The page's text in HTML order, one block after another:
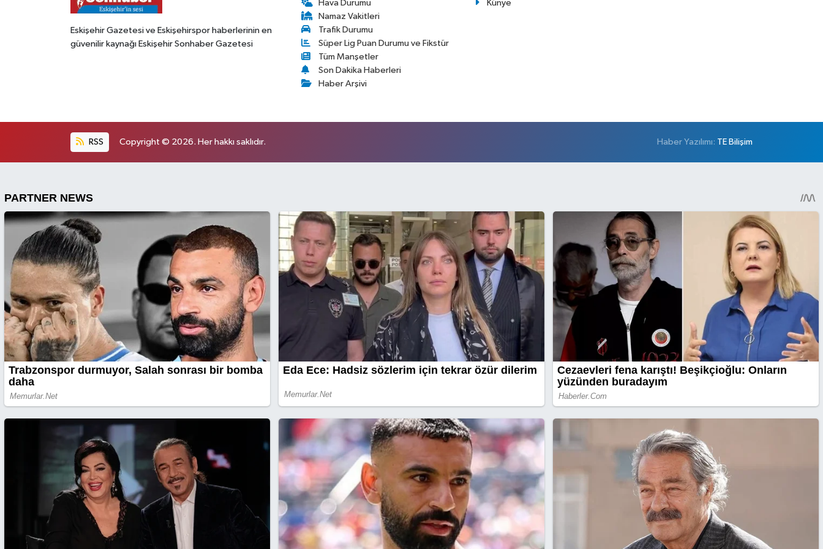
Eskişehir Gazetesi ve Eskişehirspor haberlerinin en
güvenilir kaynağı Eskişehir Sonhaber Gazetesi
Hava Durumu
Namaz Vakitleri
Trafik Durumu
Süper Lig Puan Durumu ve Fikstür
Tüm Manşetler
Son Dakika Haberleri
Haber Arşivi
Künye
RSS Copyright © 2026. Her hakkı saklıdır. Haber Yazılımı: TE Bilişim